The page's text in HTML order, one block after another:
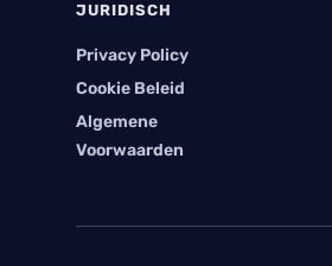
JURIDISCH
Privacy Policy
Cookie Beleid
Algemene
Voorwaarden